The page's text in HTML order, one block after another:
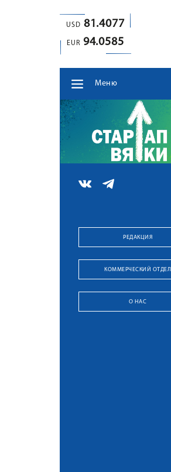
USD 81.4077
EUR 94.0585
Меню
РЕДАКЦИЯ
КОММЕРЧЕСКИЙ ОТДЕЛ
О НАС